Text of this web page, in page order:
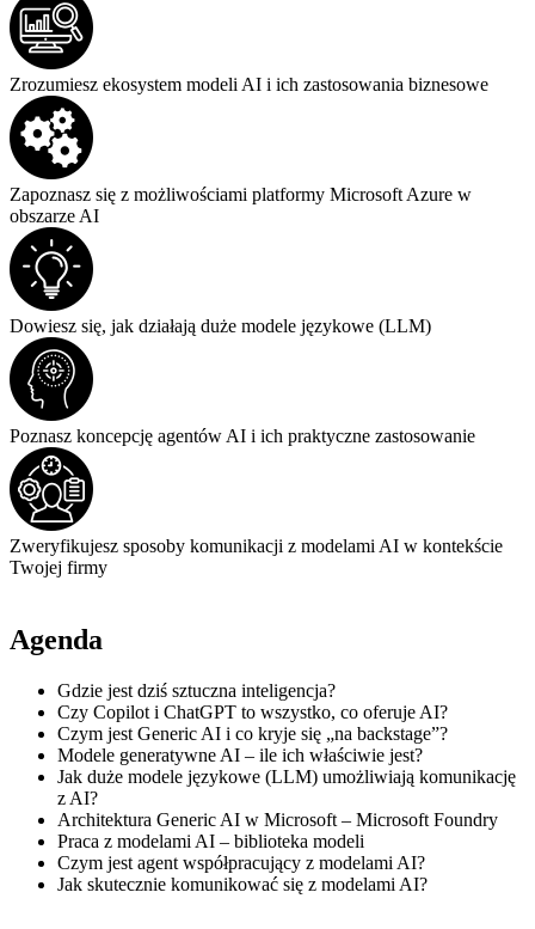
Zrozumiesz ekosystem modeli AI i ich zastosowania biznesowe
Zapoznasz się z możliwościami platformy Microsoft Azure w
obszarze AI
Dowiesz się, jak działają duże modele językowe (LLM)
Poznasz koncepcję agentów AI i ich praktyczne zastosowanie
Zweryfikujesz sposoby komunikacji z modelami AI w kontekście
Twojej firmy
Agenda
Gdzie jest dziś sztuczna inteligencja?
Czy Copilot i ChatGPT to wszystko, co oferuje AI?
Czym jest Generic AI i co kryje się „na backstage”?
Modele generatywne AI – ile ich właściwie jest?
Jak duże modele językowe (LLM) umożliwiają komunikację
z AI?
Architektura Generic AI w Microsoft – Microsoft Foundry
Praca z modelami AI – biblioteka modeli
Czym jest agent współpracujący z modelami AI?
Jak skutecznie komunikować się z modelami AI?